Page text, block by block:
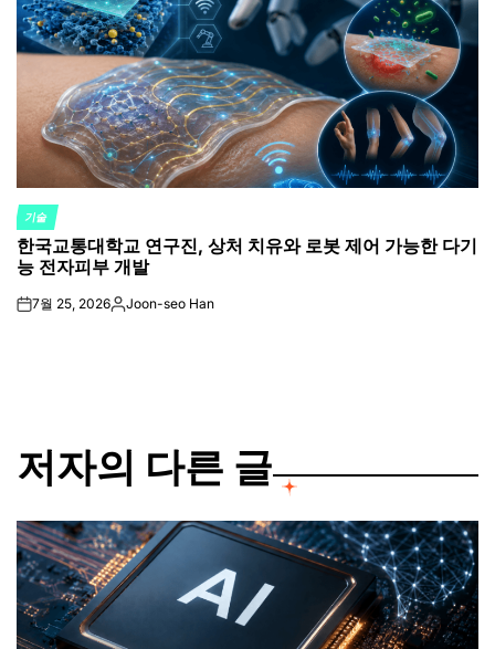
POSTED
IN
기술
한국교통대학교 연구진, 상처 치유와 로봇 제어 가능한 다기
능 전자피부 개발
on7월 25, 2026Posted
Joon-seo Han
저자의 다른 글